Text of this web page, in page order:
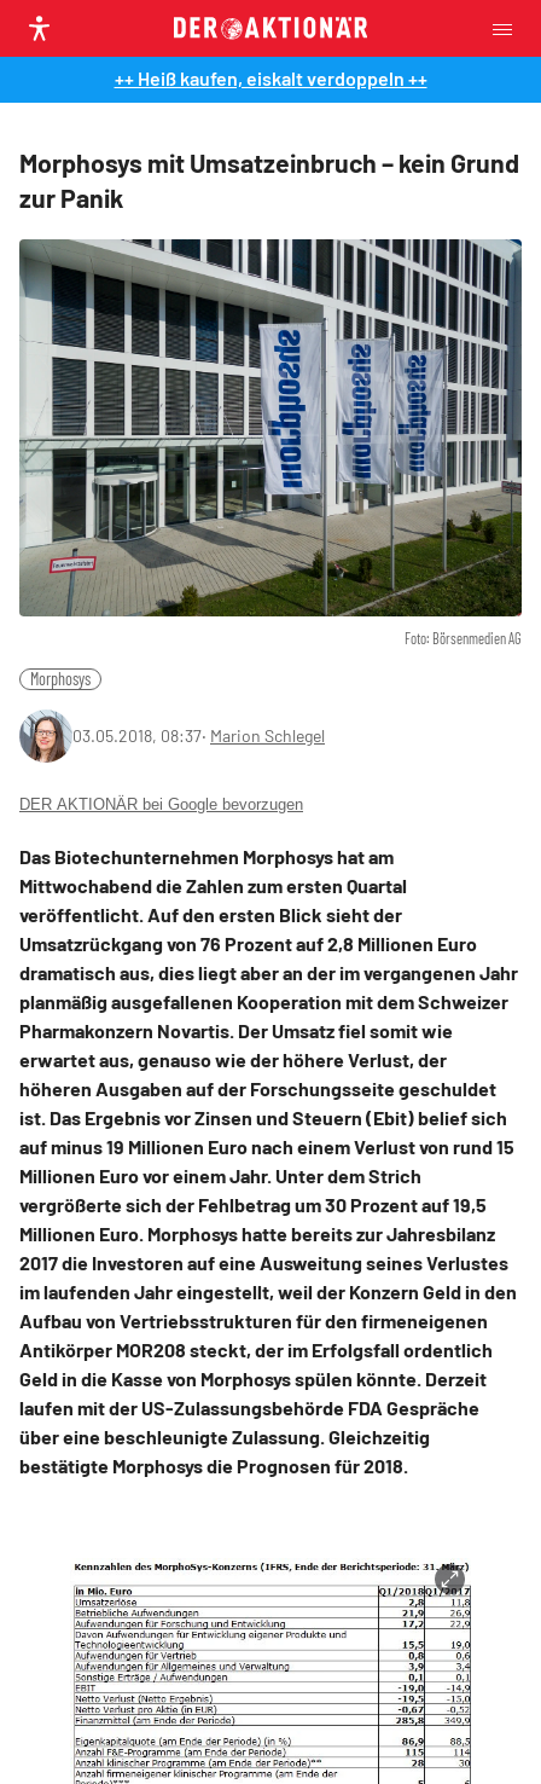
++ Heiß kaufen, eiskalt verdoppeln ++
Morphosys mit Umsatzeinbruch – kein Grund
zur Panik
Foto: Börsenmedien AG
Morphosys
03.05.2018, 08:37‧ Marion Schlegel
DER AKTIONÄR bei Google bevorzugen
Das Biotechunternehmen Morphosys hat am
Mittwochabend die Zahlen zum ersten Quartal
veröffentlicht. Auf den ersten Blick sieht der
Umsatzrückgang von 76 Prozent auf 2,8 Millionen Euro
dramatisch aus, dies liegt aber an der im vergangenen Jahr
planmäßig ausgefallenen Kooperation mit dem Schweizer
Pharmakonzern Novartis. Der Umsatz fiel somit wie
erwartet aus, genauso wie der höhere Verlust, der
höheren Ausgaben auf der Forschungsseite geschuldet
ist. Das Ergebnis vor Zinsen und Steuern (Ebit) belief sich
auf minus 19 Millionen Euro nach einem Verlust von rund 15
Millionen Euro vor einem Jahr. Unter dem Strich
vergrößerte sich der Fehlbetrag um 30 Prozent auf 19,5
Millionen Euro. Morphosys hatte bereits zur Jahresbilanz
2017 die Investoren auf eine Ausweitung seines Verlustes
im laufenden Jahr eingestellt, weil der Konzern Geld in den
Aufbau von Vertriebsstrukturen für den firmeneigenen
Antikörper MOR208 steckt, der im Erfolgsfall ordentlich
Geld in die Kasse von Morphosys spülen könnte. Derzeit
laufen mit der US-Zulassungsbehörde FDA Gespräche
über eine beschleunigte Zulassung. Gleichzeitig
bestätigte Morphosys die Prognosen für 2018.